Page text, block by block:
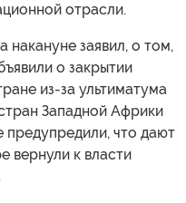
отрасли.
заявил, о том,
о закрытии
из-за ультиматума
Западной Африки
что дают
вернули к власти